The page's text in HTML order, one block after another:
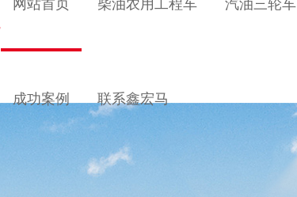
网站首页 柴油农用工程车 汽油三轮车
成功案例 联系鑫宏马